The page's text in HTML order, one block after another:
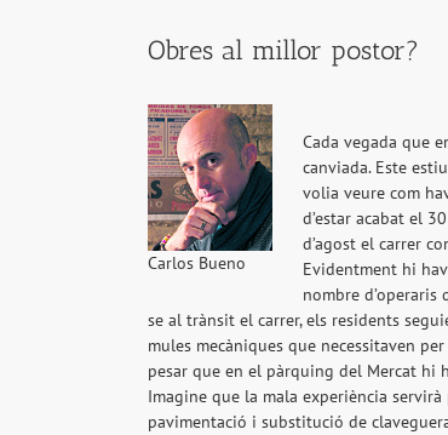
Obres al millor postor?
Carlos Bueno
Cada vegada que
canviada. Este
volia veure com
d’estar acabat el
d’agost el carrer
Evidentment hi
nombre
se al trànsit el carrer, els residents
mules mecàniques que necessitaven
pesar que en el pàrquing del Mercat hi
Imagine que la mala experiència
pavimentació i substitució de